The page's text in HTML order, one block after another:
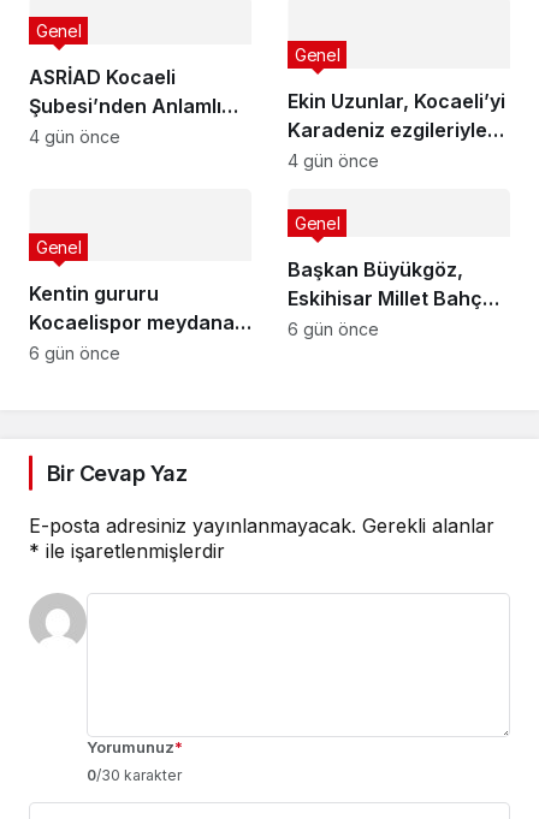
ASRİAD Kocaeli
Şubesi’nden Anlamlı
Sosyal Sorumluluk
Genel
4 gün önce
Ekin Uzunlar, Kocaeli’yi
Karadeniz ezgileriyle
coşturdu
Genel
4 gün önce
Kentin gururu
Kocaelispor meydana
iniyor
Genel
6 gün önce
Başkan Büyükgöz,
Eskihisar Millet Bahçesi
ve Botanik Parkı’nda
Genel
6 gün önce
Bir Cevap Yaz
E-posta adresiniz yayınlanmayacak. Gerekli alanlar
* ile işaretlenmişlerdir
Yorumunuz*
0/30 karakter